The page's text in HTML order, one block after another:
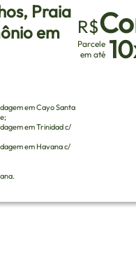
Praia
em
em Cayo Santa
em Trinidad c/
em Havana c/
R$
Parcele
em até